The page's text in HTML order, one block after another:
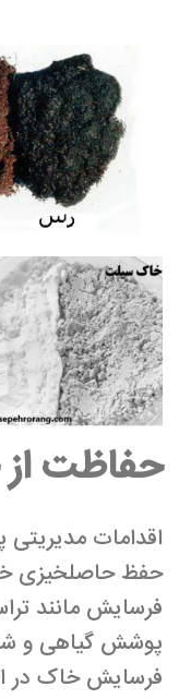
حفاظت
اقدامات مدیریتی
حفظ حاصلخیزی
فرسایش مانند
پوشش گیاهی و
فرسایش خاک در